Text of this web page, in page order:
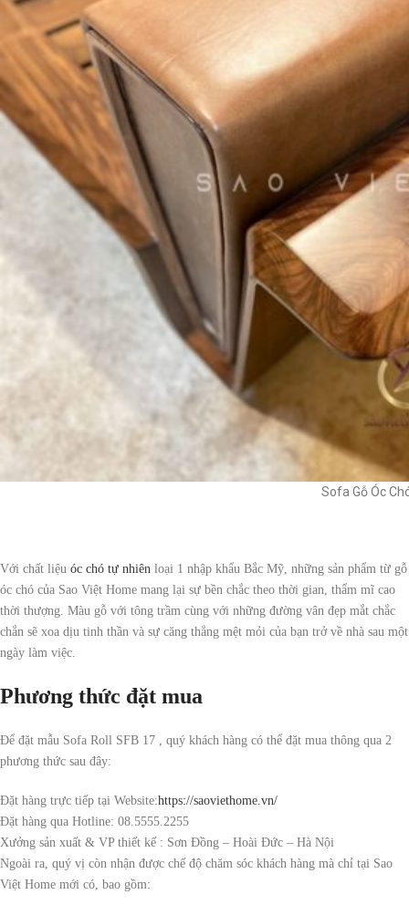
Sofa Gỗ Óc
Với chất liệu óc chó tự nhiên loại 1 nhập khẩu Bắc Mỹ, những sản phẩm từ gỗ
óc chó của Sao Việt Home mang lại sự bền chắc theo thời gian, thẩm mĩ cao
thời thượng. Màu gỗ với tông trầm cùng với những đường vân đẹp mắt chắc
chắn sẽ xoa dịu tinh thần và sự căng thẳng mệt mỏi của bạn trở về nhà sau một
ngày làm việc.
Phương thức đặt mua
Để đặt mẫu Sofa Roll SFB 17 , quý khách hàng có thể đặt mua thông qua 2
phương thức sau đây:
Đặt hàng trực tiếp tại Website:https://saoviethome.vn/
Đặt hàng qua Hotline: 08.5555.2255
Xưởng sản xuất & VP thiết kế : Sơn Đồng – Hoài Đức – Hà Nội
Ngoài ra, quý vị còn nhận được chế độ chăm sóc khách hàng mà chỉ tại Sao
Việt Home mới có, bao gồm: